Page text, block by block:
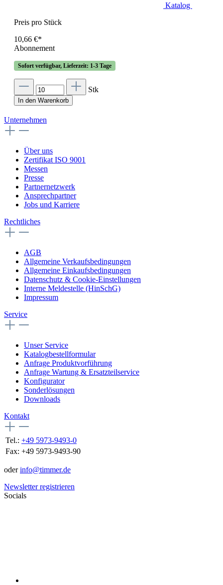
Katalog
Preis pro Stück
10,66 €*
Abonnement
Sofort verfügbar, Lieferzeit: 1-3 Tage
Stk
In den Warenkorb
Unternehmen
Über uns
Zertifikat ISO 9001
Messen
Presse
Partnernetzwerk
Ansprechpartner
Jobs und Karriere
Rechtliches
AGB
Allgemeine Verkaufsbedingungen
Allgemeine Einkaufsbedingungen
Datenschutz & Cookie-Einstellungen
Interne Meldestelle (HinSchG)
Impressum
Service
Unser Service
Katalogbestellformular
Anfrage Produktvorführung
Anfrage Wartung & Ersatzteilservice
Konfigurator
Sonderlösungen
Downloads
Kontakt
Tel.: +49 5973-9493-0
Fax: +49 5973-9493-90
oderinfo@timmer.de
Newsletter registrieren
Socials